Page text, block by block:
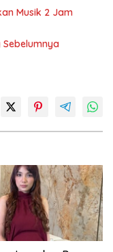
Musik 2 Jam